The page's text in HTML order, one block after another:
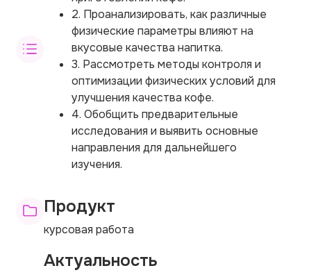
2. Проанализировать, как различные
физические параметры влияют на
вкусовые качества напитка.
3. Рассмотреть методы контроля и
оптимизации физических условий для
улучшения качества кофе.
4. Обобщить предварительные
исследования и выявить основные
направления для дальнейшего
изучения.
Продукт
курсовая работа
Актуальность